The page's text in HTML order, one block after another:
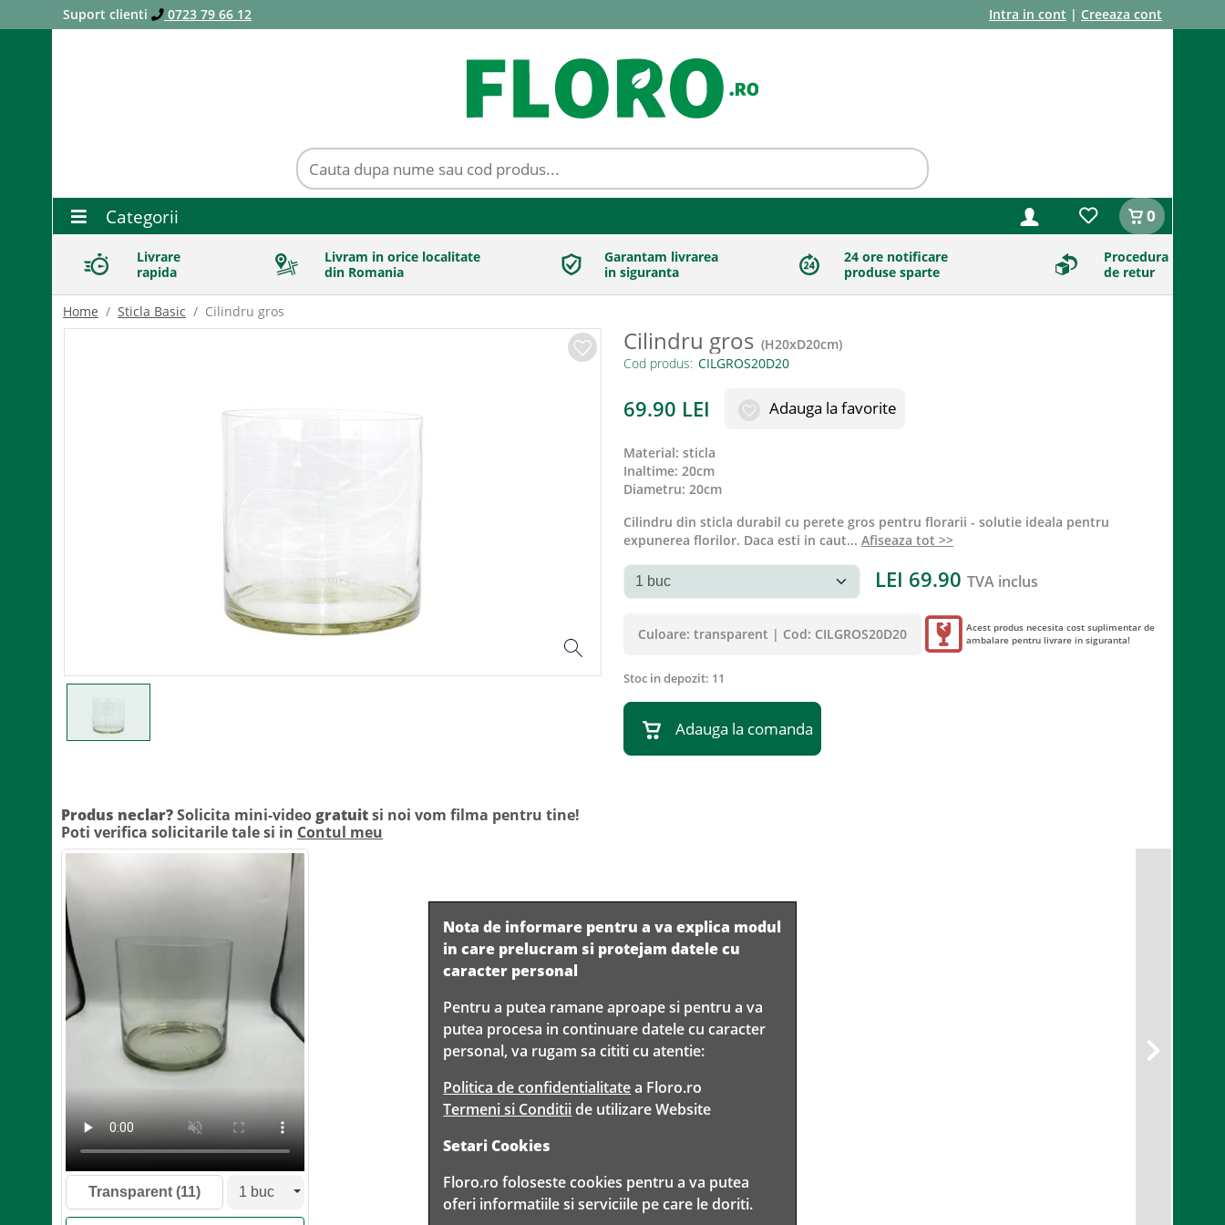
Suport clienti 0723 79 66 12 Intra in cont | Creeaza cont
Categorii 0
Livrare
rapida
Livram in orice localitate
din Romania
Garantam livrarea
in siguranta
24 ore notificare
produse sparte
Procedura
de retur
Home Sticla Basic Cilindru gros
Cilindru gros (H20xD20cm)
Cod produs:
69.90 LEI Adauga la favorite
material: sticla
inaltime: 20cm
diametru: 20cm
Cilindru din sticla durabil cu perete gros pentru florarii - solutie ideala pentru
expunerea florilor. Daca esti in caut... Afiseaza tot >>
LEI 69.90 TVA inclus
Culoare: transparent | Cod: CILGROS20D20
Acest produs necesita cost suplimentar de
ambalare pentru livrare in siguranta!
Stoc in depozit: 11
Adauga la comanda
Produs neclar?Solicita mini-video gratuitsi noi vom filma pentru tine!
Poti verifica solicitarile tale si in Contul meu
Transparent (11)
Nota de informare pentru a va explica modul
in care prelucram si protejam datele cu
caracter personal
Pentru a putea ramane aproape si pentru a va
putea procesa in continuare datele cu caracter
personal, va rugam sa cititi cu atentie:
Politica de confidentialitatea Floro.ro
Termeni si Conditiide utilizare Website
Setari Cookies
Floro.ro foloseste cookies pentru a va putea
oferi informatiile si serviciile pe care le doriti.